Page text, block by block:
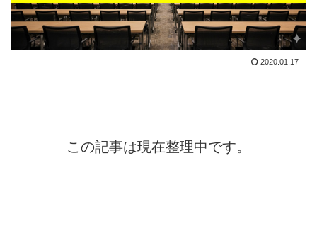
2020.01.17
この記事は現在整理中です。